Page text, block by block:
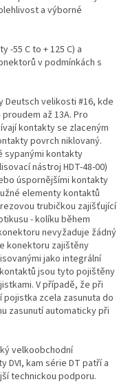
a výborné
55 C to + 125 C) a
v podmínkách s
Deutsch velikosti #16, kde
až 13A. Pro
kontakty se zlaceným
povrch niklovaný.
sypanými kontakty
nástroj HDT-48-00)
úspornějšími kontakty
elementy kontaktů
trubičkou zajišťující
- kolíku během
nevyžaduje žádný
konektoru zajištěny
jako integrální
jsou tyto pojištěny
V případě, že při
zcela zasunuta do
zasunutí automaticky při
velkoobchodní
kam série DT patří a
technickou podporu.